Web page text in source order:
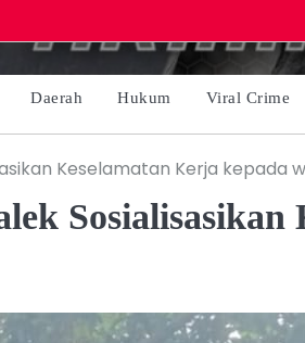
Daerah Hukum Viral Crime
Keselamatan Kerja kepada
Sosialisasikan